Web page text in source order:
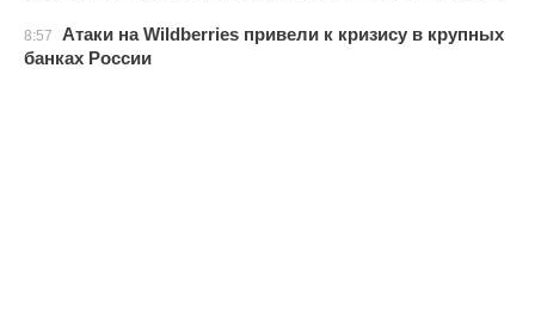
8:57
Атаки на Wildberries привели к кризису в крупных
банках России